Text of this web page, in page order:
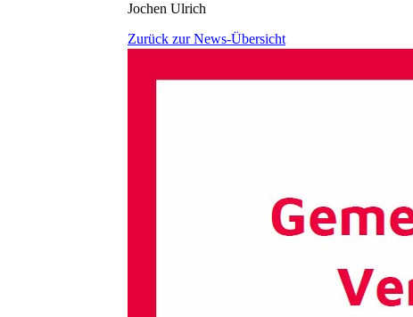
Jochen Ulrich
Zurück zur News-Übersicht